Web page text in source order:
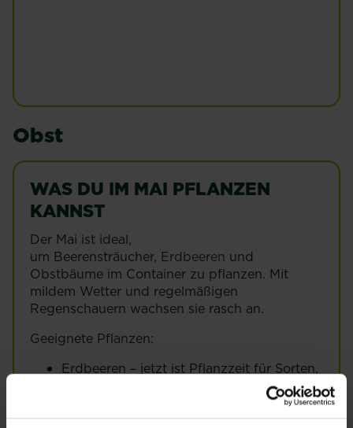
Obst
WAS DU IM MAI PFLANZEN
KANNST
Der Mai ist ideal,
um Beerensträucher, Erdbeeren und
Obstbäume im Container zu pflanzen. Mit
mildem Wetter und regelmäßigen
Regenschauern wachsen sie rasch an.
Geeignete Pflanzen:
Erdbeeren – jetzt ist Pflanzzeit für Sorten,
die im Sommer tragen. Achte auf sonnige
Standorte und gut gelockerten Boden.
HimbeerenundBrombeeren– kräftige